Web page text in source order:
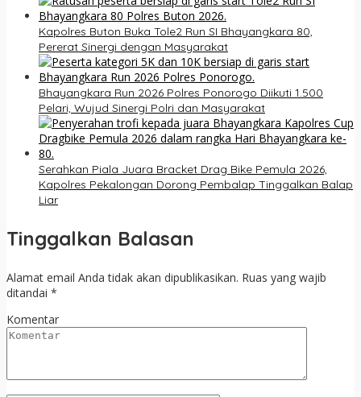
Kapolres Buton Buka Tole2 Run SI Bhayangkara 80,
Pererat Sinergi dengan Masyarakat
Bhayangkara Run 2026 Polres Ponorogo Diikuti 1.500
Pelari, Wujud Sinergi Polri dan Masyarakat
Serahkan Piala Juara Bracket Drag Bike Pemula 2026,
Kapolres Pekalongan Dorong Pembalap Tinggalkan Balap
Liar
Tinggalkan Balasan
Alamat email Anda tidak akan dipublikasikan. Ruas yang wajib
ditandai *
Komentar